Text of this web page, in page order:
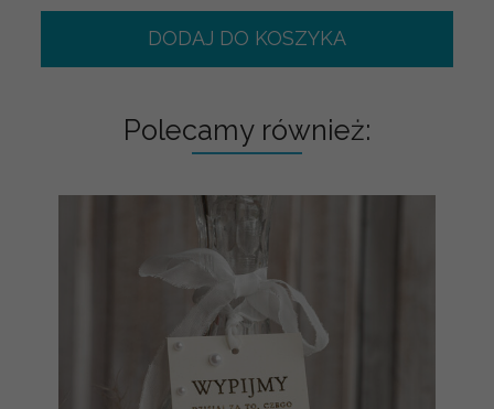
DODAJ DO KOSZYKA
Polecamy również: